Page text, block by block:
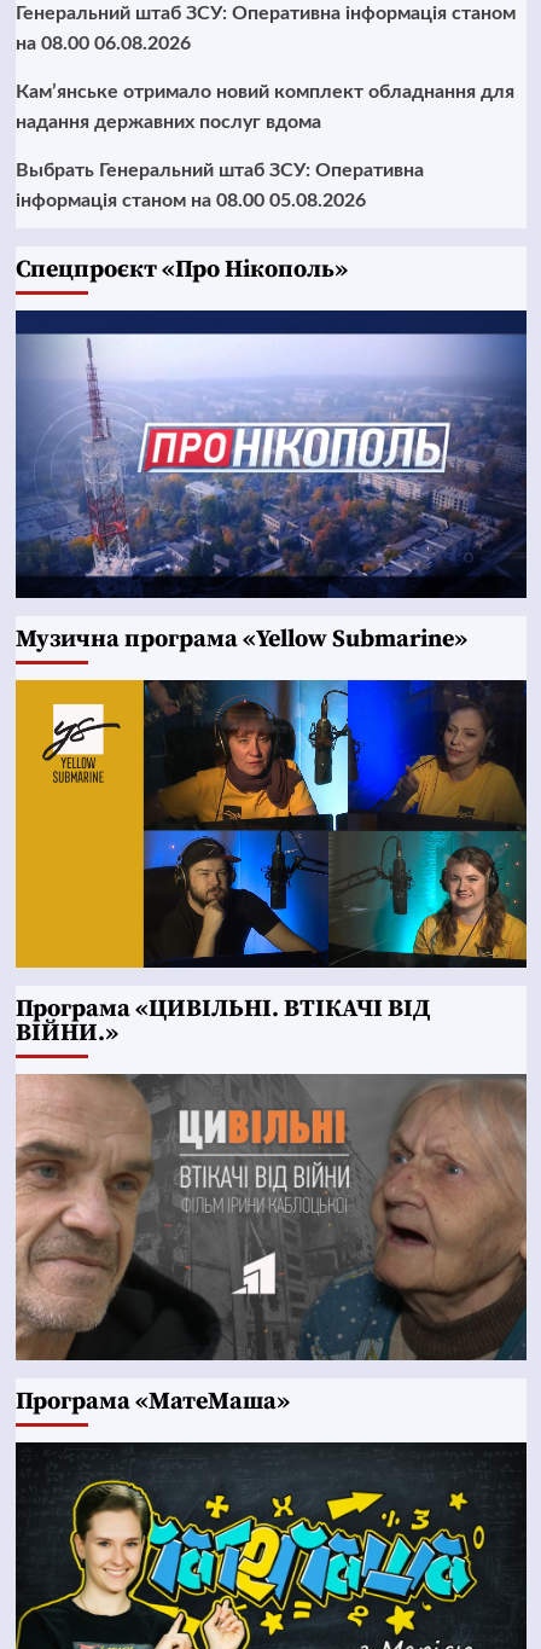
Генеральний штаб ЗСУ: Оперативна інформація станом
на 08.00 06.08.2026
Кам’янське отримало новий комплект обладнання для
надання державних послуг вдома
Выбрать Генеральний штаб ЗСУ: Оперативна
інформація станом на 08.00 05.08.2026
Cпецпроєкт «Про Нікополь»
Музична програма «Yellow Submarine»
Програма «ЦИВІЛЬНІ. ВТІКАЧІ ВІД
ВІЙНИ.»
Програма «МатеМаша»